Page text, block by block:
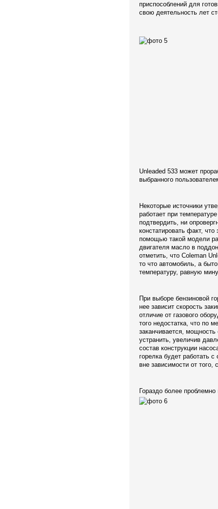
приспособлений для
свою деятельность лет
Unleaded 533 может
выбранного
Некоторые источники
работает при
подтвердить, ни
констатировать факт,
помощью такой модели
двигателя масло в
отметить, что Coleman
то что автомобиль, а
температуру, равную
При выборе бензиновой
нее зависит скорость
отличие от газового
того недостатка, что по
заканчивается,
устранить, увеличив
состав конструкции
горелка будет работать
вне зависимости от того,
Гораздо более